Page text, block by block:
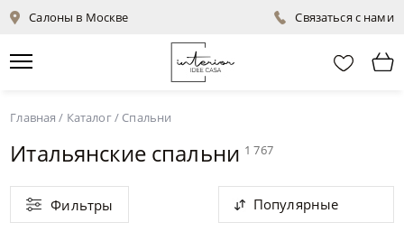
Салоны в Москве Связаться с нами
Главная / Каталог/ Спальни
Итальянские спальни 1 767
Фильтры Популярные